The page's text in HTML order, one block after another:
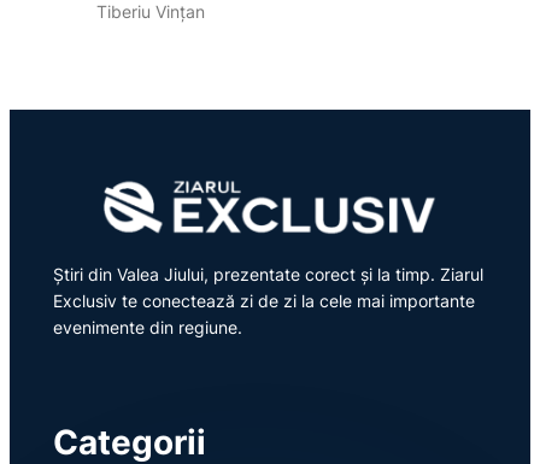
Tiberiu Vințan
Știri din Valea Jiului, prezentate corect și la timp. Ziarul
Exclusiv te conectează zi de zi la cele mai importante
evenimente din regiune.
Categorii